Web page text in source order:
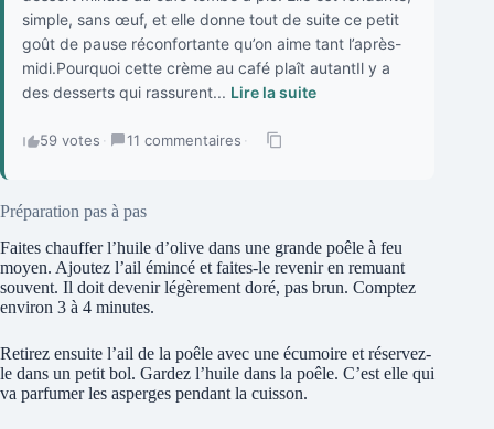
simple, sans œuf, et elle donne tout de suite ce petit
goût de pause réconfortante qu’on aime tant l’après-
midi.Pourquoi cette crème au café plaît autantIl y a
des desserts qui rassurent... Lire la suite
59 votes · 11 commentaires ·
Préparation pas à pas
Faites chauffer l’huile d’olive dans une grande poêle à feu
moyen. Ajoutez l’ail émincé et faites-le revenir en remuant
souvent. Il doit devenir légèrement doré, pas brun. Comptez
environ 3 à 4 minutes.
Retirez ensuite l’ail de la poêle avec une écumoire et réservez-
le dans un petit bol. Gardez l’huile dans la poêle. C’est elle qui
va parfumer les asperges pendant la cuisson.